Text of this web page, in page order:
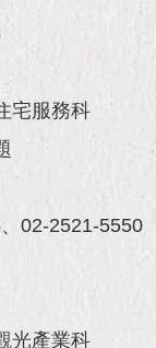
宅服務科
02-2521-5550
光產業科